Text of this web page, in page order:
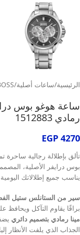
الرئيسية/ساعات أصلية/
ساعة هوغو بوس
رمادي 1512883
EGP 4270
تألق بإطلالة رجالية ساحرة
بوس درايفر الأصلية،
يناسب جميع إطلالاتك
سير من الستانلس ستيل
براقًا يقاوم التآكل ويحافظ
مينا رمادي بتصميم دائري
الجذاب الذي يلفت الأنظار